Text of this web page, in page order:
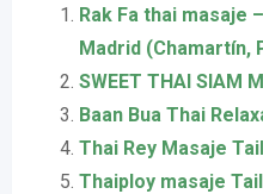
Rak Fa thai masaje
Madrid (Chamartín,
SWEET THAI SIAM
Baan Bua Thai
Thai Rey Masaje
Thaiploy masaje